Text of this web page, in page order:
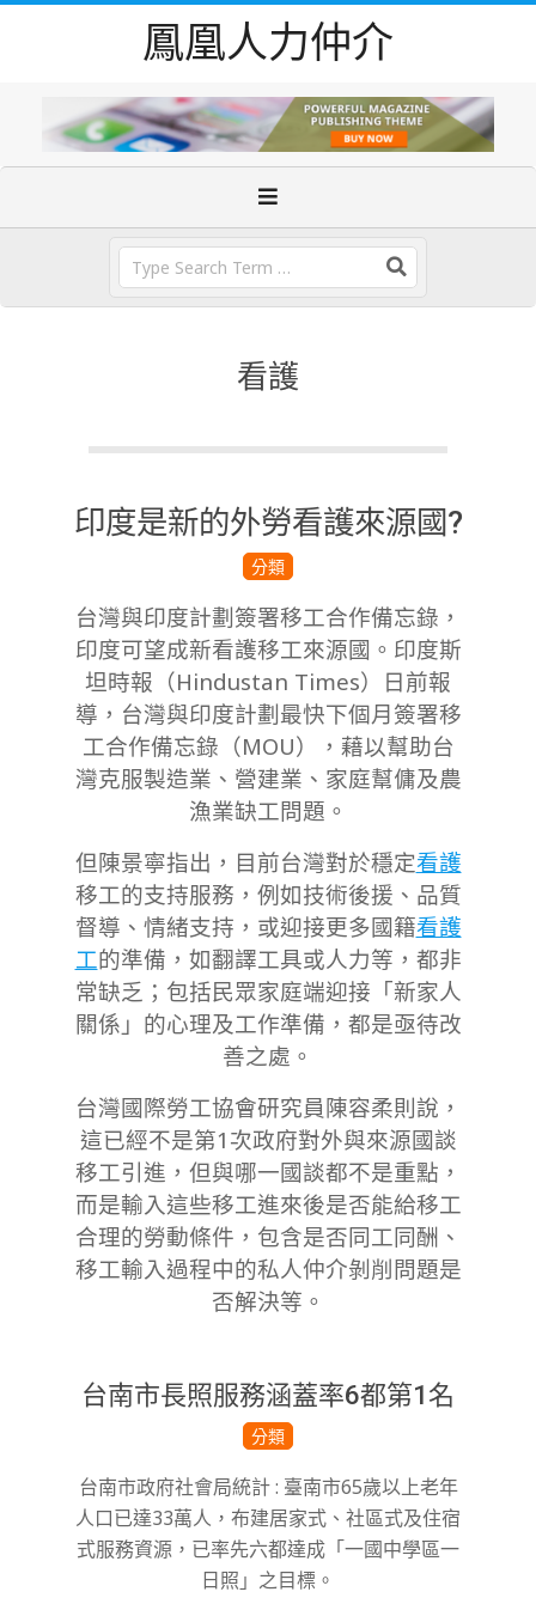
鳳凰人力仲介
看護
印度是新的外勞看護來源國?
29
分類
台灣與印度計劃簽署移工合作備忘錄，
印度可望成新看護移工來源國。 印度斯
坦時報（Hindustan Times）日前報
導，台灣與印度計劃最快下個月簽署移
工合作備忘錄（MOU），藉以幫助台
灣克服製造業、營建業、家庭幫傭及農
漁業缺工問題。
但陳景寧指出，目前台灣對於穩定看護
移工的支持服務，例如技術後援、品質
督導、情緒支持，或迎接更多國籍看護
工的準備，如翻譯工具或人力等，都非
常缺乏；包括民眾家庭端迎接「新家人
關係」的心理及工作準備，都是亟待改
善之處。
台灣國際勞工協會研究員陳容柔則說，
這已經不是第1次政府對外與來源國談
移工引進，但與哪一國談都不是重點，
而是輸入這些移工進來後是否能給移工
合理的勞動條件，包含是否同工同酬、
移工輸入過程中的私人仲介剝削問題是
否解決等。
台南市長照服務涵蓋率6都第1名
30
分類
台南市政府社會局統計 : 臺南市65歲以上老年
人口已達33萬人，布建居家式、社區式及住宿
式服務資源，已率先六都達成「一國中學區一
日照」之目標。